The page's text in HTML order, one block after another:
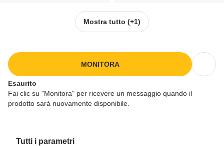
Mostra tutto (+1)
MONITORA
Esaurito
Fai clic su "Monitora" per ricevere un messaggio quando il
prodotto sarà nuovamente disponibile.
Tutti i parametri